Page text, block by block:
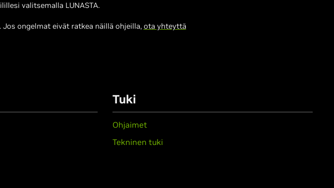
valitsemalla LUNASTA.
. Jos ongelmat eivät ratkea näillä ohjeilla, ota yhteyttä
Tuki
Ohjaimet
Tekninen tuki